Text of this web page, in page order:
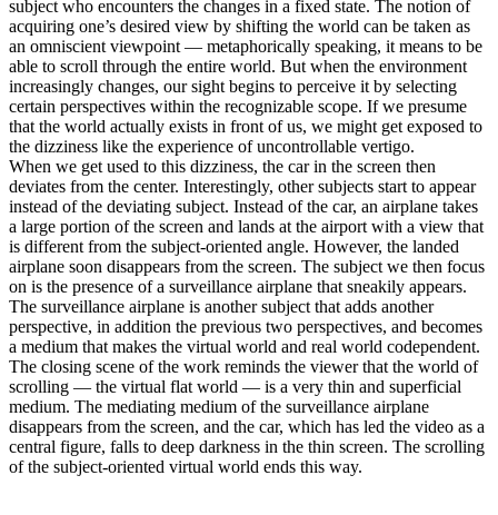
subject who encounters the changes in a fixed state. The notion of
acquiring one’s desired view by shifting the world can be taken as
an omniscient viewpoint ― metaphorically speaking, it means to be
able to scroll through the entire world. But when the environment
increasingly changes, our sight begins to perceive it by selecting
certain perspectives within the recognizable scope. If we presume
that the world actually exists in front of us, we might get exposed to
the dizziness like the experience of uncontrollable vertigo.
When we get used to this dizziness, the car in the screen then
deviates from the center. Interestingly, other subjects start to appear
instead of the deviating subject. Instead of the car, an airplane takes
a large portion of the screen and lands at the airport with a view that
is different from the subject-oriented angle. However, the landed
airplane soon disappears from the screen. The subject we then focus
on is the presence of a surveillance airplane that sneakily appears.
The surveillance airplane is another subject that adds another
perspective, in addition the previous two perspectives, and becomes
a medium that makes the virtual world and real world codependent.
The closing scene of the work reminds the viewer that the world of
scrolling ― the virtual flat world ― is a very thin and superficial
medium. The mediating medium of the surveillance airplane
disappears from the screen, and the car, which has led the video as a
central figure, falls to deep darkness in the thin screen. The scrolling
of the subject-oriented virtual world ends this way.